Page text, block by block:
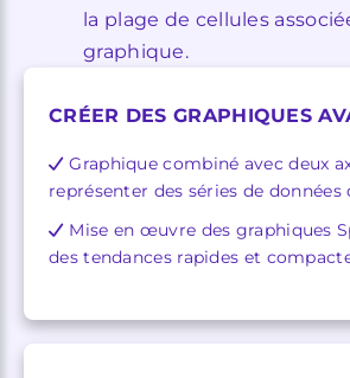
la plage de cellules
graphique.
CRÉER DES GRAPHIQUES
Graphique combiné avec deux
représenter des séries de données
Mise en œuvre des graphiques
des tendances rapides et